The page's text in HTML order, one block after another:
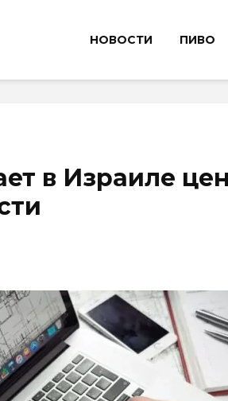
НОВОСТИ ПИВО
в Израиле